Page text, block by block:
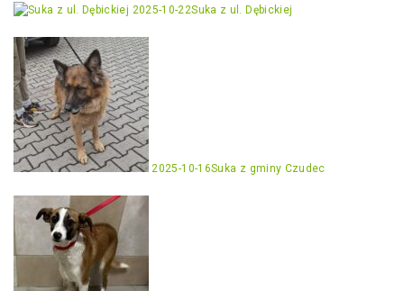
2025-10-22Suka z ul. Dębickiej
2025-10-16Suka z gminy Czudec